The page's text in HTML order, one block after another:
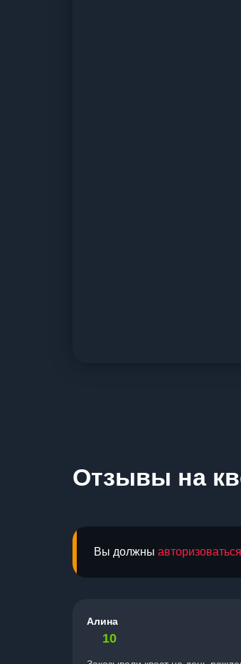
Отзывы на
Вы должны авторизоваться
Алина
10